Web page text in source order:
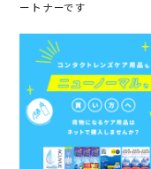
ートナーです